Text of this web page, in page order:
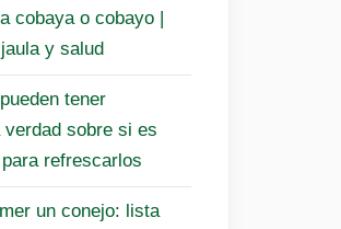
cobaya o cobayo |
y salud
tener
sobre si es
refrescarlos
un conejo: lista